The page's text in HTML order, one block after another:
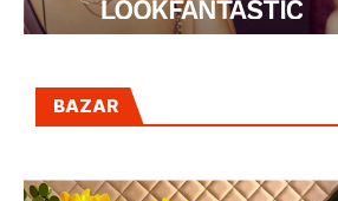
BAZAR